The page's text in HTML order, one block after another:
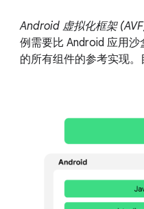
Android 虚拟化框架
例需要比 Android 应用
的所有组件的参考实现。